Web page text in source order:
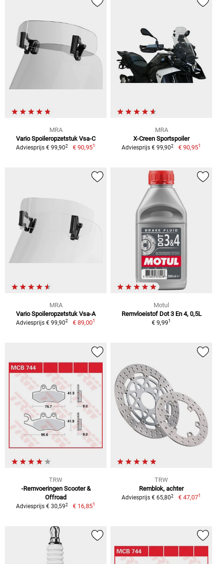
MRA
Vario Spoileropzetstuk Vsa-C
Adviesprijs € 99,902 € 90,951
MRA
X-Creen Sportspoiler
Adviesprijs € 99,902 € 90,951
MRA
Vario Spoileropzetstuk Vsa-A
Adviesprijs € 99,902 € 89,001
Motul
Remvloeistof Dot 3 En 4, 0,5L
€ 9,991
TRW
-Remvoeringen Scooter &
Offroad
Adviesprijs € 30,592 € 16,851
TRW
Remblok, achter
Adviesprijs € 65,802 € 47,071